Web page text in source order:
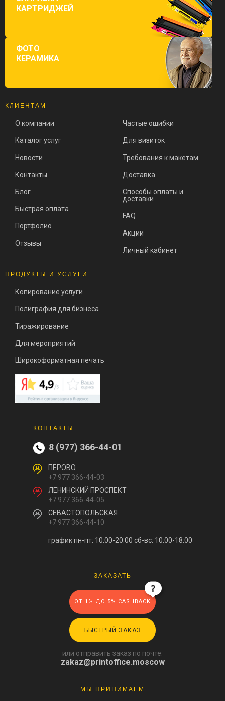
КАРТРИДЖЕЙ
ФОТО
КЕРАМИКА
КЛИЕНТАМ
О компании
Каталог услуг
Новости
Контакты
Блог
Быстрая оплата
Портфолио
Отзывы
Частые ошибки
Для визиток
Требования к макетам
Доставка
Способы оплаты и
доставки
FAQ
Акции
Личный кабинет
ПРОДУКТЫ И УСЛУГИ
Копирование услуги
Полиграфия для бизнеса
Тиражирование
Для мероприятий
Широкоформатная печать
КОНТАКТЫ
8 (977) 366-44-01
ПЕРОВО
+7 977 366-44-03
ЛЕНИНСКИЙ ПРОСПЕКТ
+7 977 366-44-05
СЕВАСТОПОЛЬСКАЯ
+7 977 366-44-10
график пн-пт: 10:00-20:00 сб-вс: 10:00-18:00
ЗАКАЗАТЬ
ОТ 1% ДО 5% CASHBACK
БЫСТРЫЙ ЗАКАЗ
или отправить заказ по почте:
zakaz@printoffice.moscow
МЫ ПРИНИМАЕМ